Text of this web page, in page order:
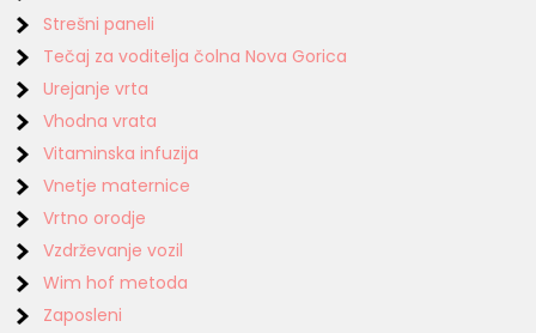
Strešni paneli
Tečaj za voditelja čolna Nova Gorica
Urejanje vrta
Vhodna vrata
Vitaminska infuzija
Vnetje maternice
Vrtno orodje
Vzdrževanje vozil
Wim hof metoda
Zaposleni